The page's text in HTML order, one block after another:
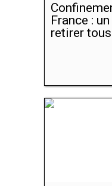
France :
retirer